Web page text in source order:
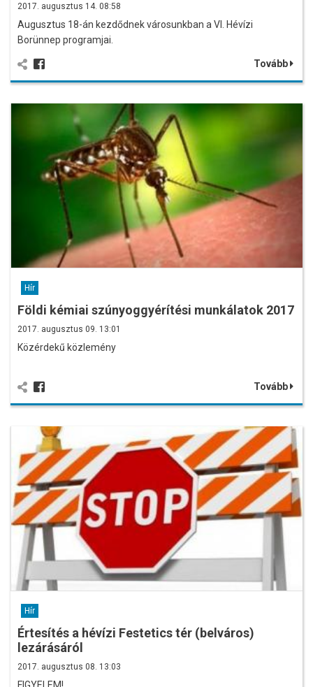
2017. augusztus 14. 08:58
Augusztus 18-án kezdődnek városunkban a VI. Hévízi
Borünnep programjai.
Tovább
Hír
Földi kémiai szúnyoggyérítési munkálatok 2017
2017. augusztus 09. 13:01
Közérdekű közlemény
Tovább
Hír
Értesítés a hévízi Festetics tér (belváros)
lezárásáról
2017. augusztus 08. 13:03
FIGYELEM!